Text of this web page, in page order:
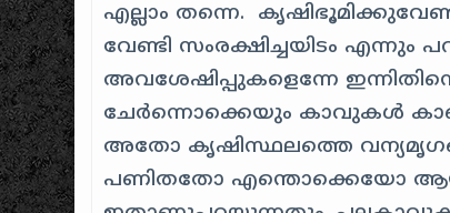
എല്ലാം തന്നെ.
വേണ്ടി സംരക്ഷിച്ചയിടം എന്നും
അവശേഷിപ്പുകളെന്നേ
ചേര്‍ന്നൊക്കെയും കാവുകള്‍
അതോ കൃഷിസ്ഥലത്തെ
പണിതതോ എന്തൊക്കെയോ